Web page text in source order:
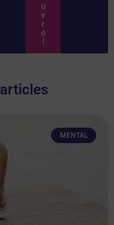
u
v
r
e
!
?
MENTAL